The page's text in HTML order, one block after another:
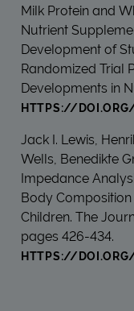
Milk Protein and
Nutrient
Development of
Randomized Trial
Developments in
HTTPS://
Jack I. Lewis,
Wells, Benedikte
Impedance
Body
Children. The
pages 426-434.
HTTPS://